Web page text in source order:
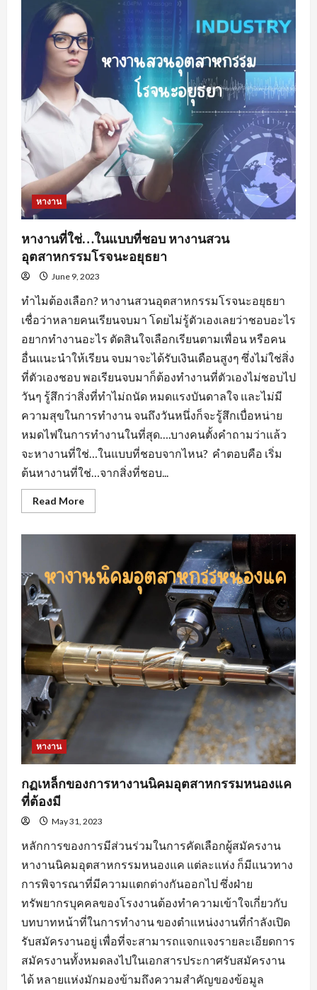
อุตสาหกรรม
บางพลี
มี
อะไร
น่า
สนใจ
หางาน
หางานที่ใช่…ในแบบที่ชอบ หางานสวน
อุตสาหกรรมโรจนะอยุธยา
June 9, 2023
ทำไมต้องเลือก? หางานสวนอุตสาหกรรมโรจนะอยุธยา
เชื่อว่าหลายคนเรียนจบมา โดยไม่รู้ตัวเองเลยว่าชอบอะไร
อยากทำงานอะไร ตัดสินใจเลือกเรียนตามเพื่อน หรือคน
อื่นแนะนำให้เรียน จบมาจะได้รับเงินเดือนสูงๆ ซึ่งไม่ใช่สิ่ง
ที่ตัวเองชอบ พอเรียนจบมาก็ต้องทำงานที่ตัวเองไม่ชอบไป
วันๆ รู้สึกว่าสิ่งที่ทำไม่ถนัด หมดแรงบันดาลใจ และไม่มี
ความสุขในการทำงาน จนถึงวันหนึ่งก็จะรู้สึกเบื่อหน่าย
หมดไฟในการทำงานในที่สุด….บางคนตั้งคำถามว่าแล้ว
จะหางานที่ใช่…ในแบบที่ชอบจากไหน? คำตอบคือ เริ่ม
ต้นหางานที่ใช่…จากสิ่งที่ชอบ...
Read MoreRead
more
ใน
แบบ
งาน
สวน
อุตสาหกรรม
โรจ
นะ
อยุธยา
หางาน
กฏเหล็กของการหางานนิคมอุตสาหกรรมหนองแค
ที่ต้องมี
May 31, 2023
หลักการของการมีส่วนร่วมในการคัดเลือกผู้สมัครงาน
หางานนิคมอุตสาหกรรมหนองแค แต่ละแห่ง ก็มีแนวทาง
การพิจารณาที่มีความแตกต่างกันออกไป ซึ่งฝ่าย
ทรัพยากรบุคคลของโรงงานต้องทำความเข้าใจเกี่ยวกับ
บทบาทหน้าที่ในการทำงาน ของตำแหน่งงานที่กำลังเปิด
รับสมัครงานอยู่ เพื่อที่จะสามารถแจกแจงรายละเอียดการ
สมัครงานทั้งหมดลงไปในเอกสารประกาศรับสมัครงาน
ได้ หลายแห่งมักมองข้ามถึงความสำคัญของข้อมูล